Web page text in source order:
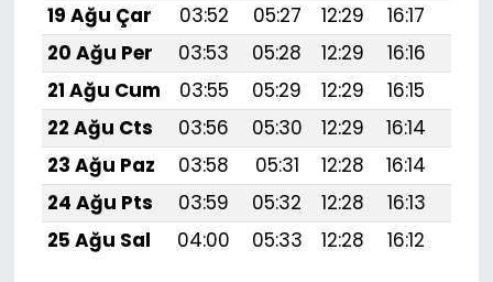
19 Ağu Çar
03:52 05:27 12:29 16:17
20 Ağu Per
03:53 05:28 12:29 16:16
21 Ağu Cum
03:55 05:29 12:29 16:15
22 Ağu Cts
03:56 05:30 12:29 16:14
23 Ağu Paz
03:58 05:31 12:28 16:14
24 Ağu Pts
03:59 05:32 12:28 16:13
25 Ağu Sal
04:00 05:33 12:28 16:12